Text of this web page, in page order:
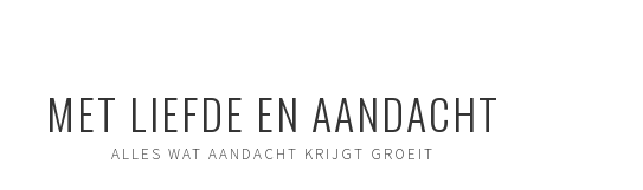
MET LIEFDE EN AANDACHT
ALLES WAT AANDACHT KRIJGT GROEIT